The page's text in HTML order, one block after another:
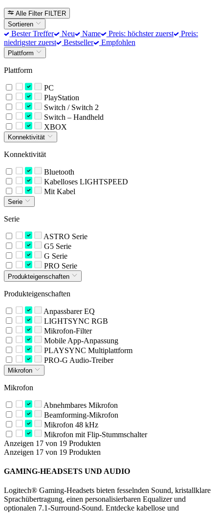
Alle Filter FILTER
Sortieren
Bester Treffer Neu Name Preis: höchster zuerst
Preis:
niedrigster zuerst
Bestseller Empfohlen
Plattform
Plattform
PC
PlayStation
Switch / Switch 2
Switch – Handheld
XBOX
Konnektivität
Konnektivität
Bluetooth
Kabelloses LIGHTSPEED
Mit Kabel
Serie
Serie
ASTRO Serie
G5 Serie
G Serie
PRO Serie
Produkteigenschaften
Produkteigenschaften
Anpassbarer EQ
LIGHTSYNC RGB
Mikrofon-Filter
Mobile App-Anpassung
PLAYSYNC Multiplattform
PRO-G Audio-Treiber
Mikrofon
Mikrofon
Abnehmbares Mikrofon
Beamforming-Mikrofon
Mikrofon 48 kHz
Mikrofon mit Flip-Stummschalter
Anzeigen 17 von 19 Produkten
Anzeigen 17 von 19 Produkten
GAMING-HEADSETS UND AUDIO
Logitech® Gaming-Headsets bieten fesselnden Sound, kristallklare
Sprachübertragung, einen personalisierbaren Equalizer und
optionalen 7.1-Surround-Sound. Entdecke kabellose und